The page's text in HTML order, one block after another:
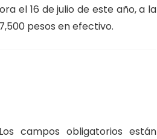
el 16 de julio de este año, a la
pesos en efectivo.
Los campos obligatorios están